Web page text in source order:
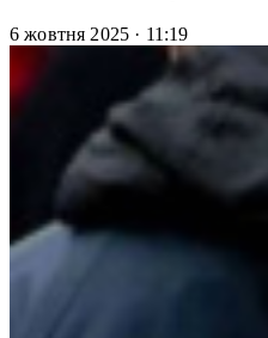
6 жовтня 2025 · 11:19